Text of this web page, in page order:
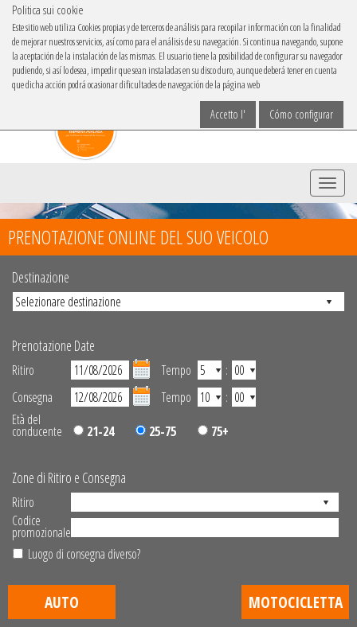
Politica sui cookie
Este sitio web utiliza Cookies propias y de terceros de análisis para recopilar información con la finalidad
de mejorar nuestros servicios, así como para el análisis de su navegación. Si continua navegando, supone
la aceptación de la instalación de las mismas. El usuario tiene la posibilidad de configurar su navegador
pudiendo, si así lo desea, impedir que sean instaladas en su disco duro, aunque deberá tener en cuenta
que dicha acción podrá ocasionar dificultades de navegación de la página web
Cómo configurar
Accetto l'
Scegli la lingua
Menu
PRENOTAZIONE ONLINE DEL SUO VEICOLO
Destinazione
Prenotazione Date
Ritiro Tempo
:
Consegna
Tempo
:
Età del
conducente 21-24 25-75 75+
Zone di Ritiro e Consegna
Ritiro
Codice
promozionale
Luogo di consegna diverso?
AUTO MOTOCICLETTA